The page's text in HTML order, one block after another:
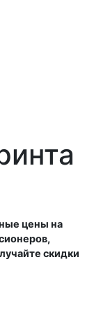
цены на
скидки